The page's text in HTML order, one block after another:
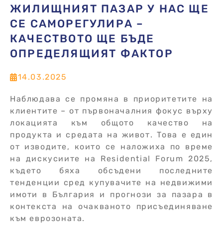
ЖИЛИЩНИЯТ ПАЗАР У НАС ЩЕ
СЕ САМОРЕГУЛИРА –
КАЧЕСТВОТО ЩЕ БЪДЕ
ОПРЕДЕЛЯЩИЯТ ФАКТОР
14.03.2025
Наблюдава се промяна в приоритетите на
клиентите – от първоначалния фокус върху
локацията към общото качество на
продукта и средата на живот. Това е един
от изводите, които се наложиха по време
на дискусиите на Residential Forum 2025,
където бяха обсъдени последните
тенденции сред купувачите на недвижими
имоти в България и прогнози за пазара в
контекста на очакваното присъединяване
към еврозоната.